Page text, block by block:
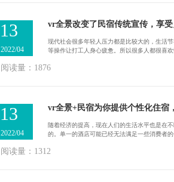
vr全景改变了民宿传统宣传，享
现代社会很多年轻人压力都是比较大的，生活
等操作让打工人身心疲惫。所以很多人都很喜
阅读量：1876
13
2022/04
vr全景+民宿为你提供个性化住宿
随着经济的提高，现在人们的生活水平也是在
的。单一的酒店可能已经无法满足一些消费者
阅读量：1312
13
2022/04